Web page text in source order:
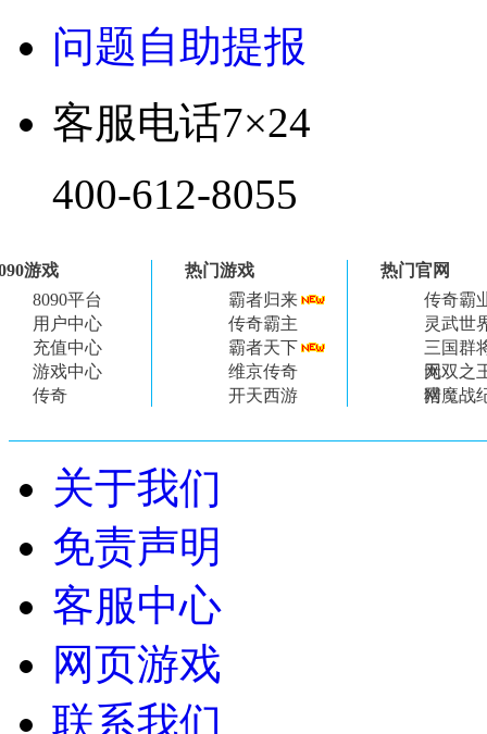
问题自助提报
客服电话7×24
400-612-8055
游戏
8090平台
用户中心
充值中心
游戏中心
传奇
热门游戏
霸者归来
传奇霸主
霸者天下
维京传奇
开天西游
热门官网
传奇霸
灵武世
三国群
网
无双之
网
猎魔战
关于我们
免责声明
客服中心
网页游戏
联系我们